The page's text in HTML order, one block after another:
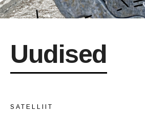
Uudised
SATELLIIT